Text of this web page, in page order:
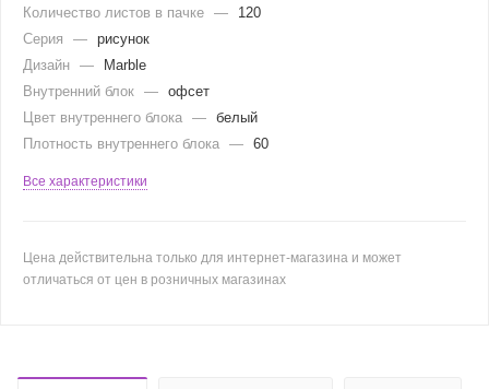
Количество листов в пачке —
120
Серия
— рисунок
Дизайн —
Marble
Внутренний блок — офсет
Цвет внутреннего блока — белый
Плотность внутреннего блока — 60
Все характеристики
Цена действительна только для интернет-магазина и может
отличаться от цен в розничных магазинах